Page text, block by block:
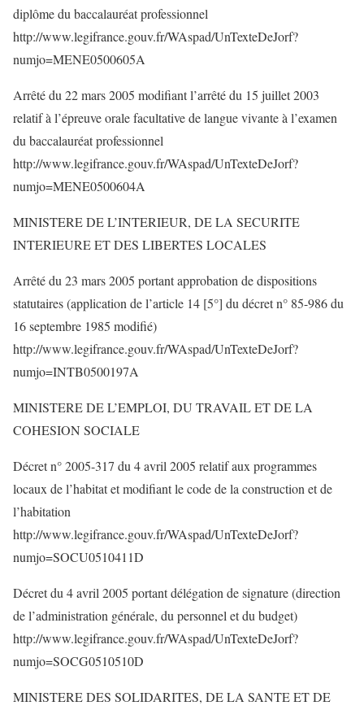
diplôme du baccalauréat professionnel
http://www.legifrance.gouv.fr/WAspad/UnTexteDeJorf?
numjo=MENE0500605A
Arrêté du 22 mars 2005 modifiant l’arrêté du 15 juillet 2003
relatif à l’épreuve orale facultative de langue vivante à l’examen
du baccalauréat professionnel
http://www.legifrance.gouv.fr/WAspad/UnTexteDeJorf?
numjo=MENE0500604A
MINISTERE DE L’INTERIEUR, DE LA SECURITE
INTERIEURE ET DES LIBERTES LOCALES
Arrêté du 23 mars 2005 portant approbation de dispositions
statutaires (application de l’article 14 [5°] du décret n° 85-986 du
16 septembre 1985 modifié)
http://www.legifrance.gouv.fr/WAspad/UnTexteDeJorf?
numjo=INTB0500197A
MINISTERE DE L’EMPLOI, DU TRAVAIL ET DE LA
COHESION SOCIALE
Décret n° 2005-317 du 4 avril 2005 relatif aux programmes
locaux de l’habitat et modifiant le code de la construction et de
l’habitation
http://www.legifrance.gouv.fr/WAspad/UnTexteDeJorf?
numjo=SOCU0510411D
Décret du 4 avril 2005 portant délégation de signature (direction
de l’administration générale, du personnel et du budget)
http://www.legifrance.gouv.fr/WAspad/UnTexteDeJorf?
numjo=SOCG0510510D
MINISTERE DES SOLIDARITES, DE LA SANTE ET DE